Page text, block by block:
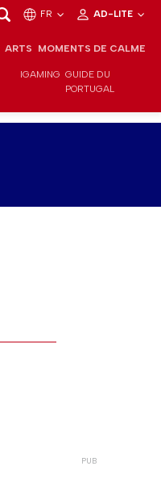
FR AD-LITE
ARTS MOMENTS DE CALME
IGAMING GUIDE DU
PORTUGAL